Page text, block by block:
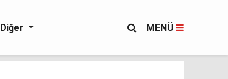
Diğer MENÜ